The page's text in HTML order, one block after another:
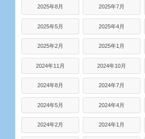
2025年8月 2025年7月
2025年5月 2025年4月
2025年2月 2025年1月
2024年11月 2024年10月
2024年8月 2024年7月
2024年5月 2024年4月
2024年2月 2024年1月